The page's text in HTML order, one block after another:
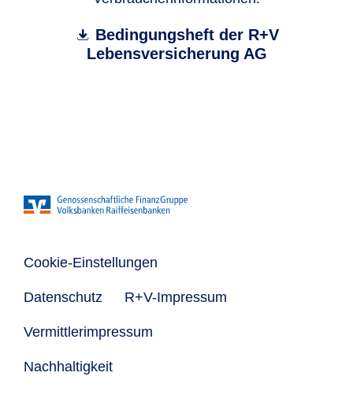
Bedingungsheft der R+V
Lebensversicherung AG
Cookie-Einstellungen
Datenschutz R+V-Impressum
Vermittlerimpressum
Nachhaltigkeit